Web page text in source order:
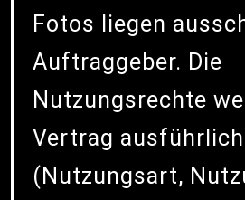
Fotos liegen
Auftraggeber. Die
Nutzungsrechte
Vertrag
(Nutzungsart,